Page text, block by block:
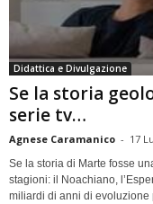
Didattica e Divulgazione
Se la storia
serie tv…
Agnese Caramanico - 17
Se la storia di Marte fosse
stagioni: il Noachiano,
miliardi di anni di evoluzione